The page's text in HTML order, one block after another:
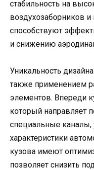
стабильность на
воздухозаборников
способствуют
и снижению
Уникальность
также применением
элементов. Впереди
который направляет
специальные каналы,
характеристики
кузова имеют
позволяет снизить